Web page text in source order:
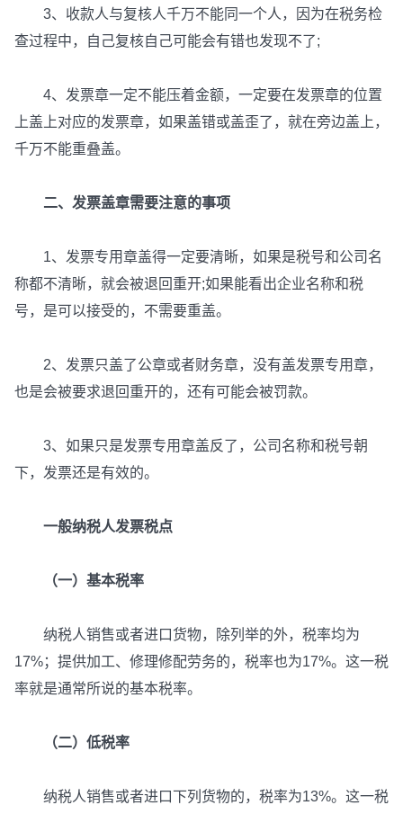
3、收款人与复核人千万不能同一个人，因为在税务检
查过程中，自己复核自己可能会有错也发现不了;
4、发票章一定不能压着金额，一定要在发票章的位置
上盖上对应的发票章，如果盖错或盖歪了，就在旁边盖上，
千万不能重叠盖。
二、发票盖章需要注意的事项
1、发票专用章盖得一定要清晰，如果是税号和公司名
称都不清晰，就会被退回重开;如果能看出企业名称和税
号，是可以接受的，不需要重盖。
2、发票只盖了公章或者财务章，没有盖发票专用章，
也是会被要求退回重开的，还有可能会被罚款。
3、如果只是发票专用章盖反了，公司名称和税号朝
下，发票还是有效的。
一般纳税人发票税点
（一）基本税率
纳税人销售或者进口货物，除列举的外，税率均为
17%；提供加工、修理修配劳务的，税率也为17%。这一税
率就是通常所说的基本税率。
（二）低税率
纳税人销售或者进口下列货物的，税率为13%。这一税